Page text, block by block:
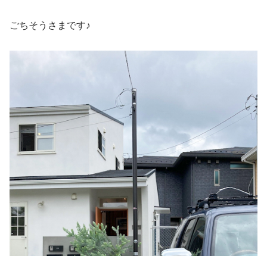
ごちそうさまです♪